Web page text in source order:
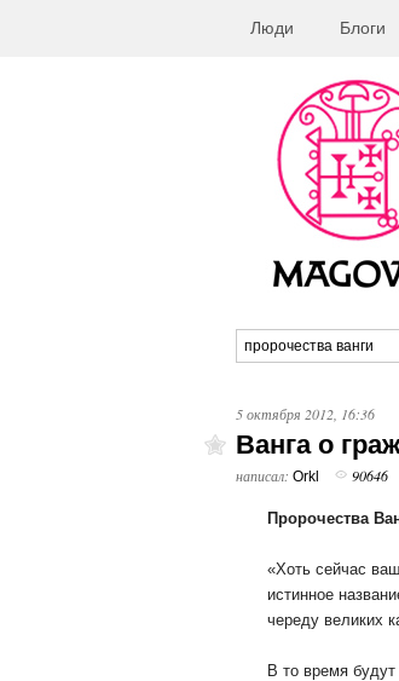
Люди Блоги
5 октября 2012, 16:36
Ванга о
написал: Orkl 90646
Пророчества
«Хоть сейчас
истинное
череду великих
В то время